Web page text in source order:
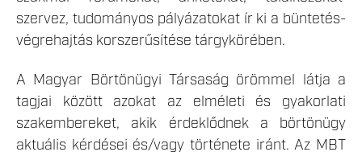
szervez, tudományos pályázatokat ír ki a büntetés-
végrehajtás korszerűsítése tárgykörében.
A Magyar Börtönügyi Társaság örömmel látja a
tagjai között azokat az elméleti és gyakorlati
szakembereket, akik érdeklődnek a börtönügy
aktuális kérdései és/vagy története iránt. Az MBT